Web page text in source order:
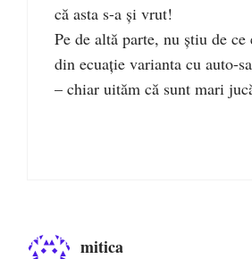
că asta s-a și vrut!
Pe de altă parte, nu știu de ce
din ecuație varianta cu auto-
– chiar uităm că sunt mari
mitica